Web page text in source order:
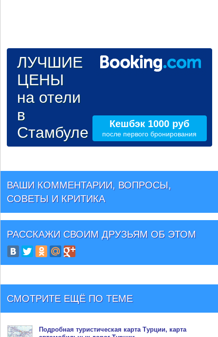
ЛУЧШИЕ
ЦЕНЫ
на отели
в
Стамбуле
Кешбэк 1000 руб
после первого бронирования
ВАШИ КОММЕНТАРИИ, ВОПРОСЫ,
СОВЕТЫ И КРИТИКА
РАССКАЖИ СВОИМ ДРУЗЬЯМ ОБ ЭТОМ
СМОТРИТЕ ЕЩЁ ПО ТЕМЕ
Подробная туристическая карта Турции, карта